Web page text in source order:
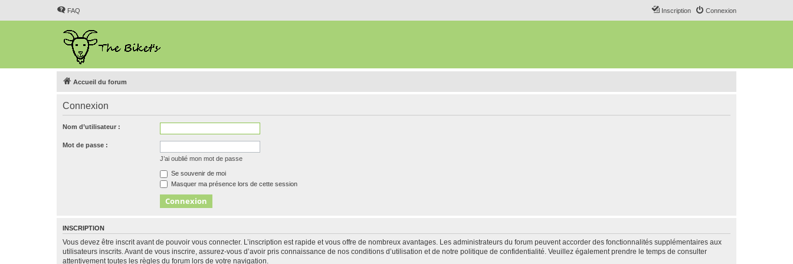
FAQ Connexion
Inscription
Accueil du forum
Connexion
Nom d’utilisateur :
Mot de passe :
J’ai oublié mon mot de passe
Se souvenir de moi
Masquer ma présence lors de cette session
INSCRIPTION
Vous devez être inscrit avant de pouvoir vous connecter. L’inscription est rapide et vous offre de nombreux avantages. Les administrateurs du forum peuvent accorder des fonctionnalités supplémentaires aux
utilisateurs inscrits. Avant de vous inscrire, assurez-vous d’avoir pris connaissance de nos conditions d’utilisation et de notre politique de confidentialité. Veuillez également prendre le temps de consulter
attentivement toutes les règles du forum lors de votre navigation.